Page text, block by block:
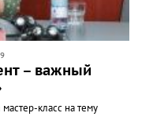
– важный
класс на тему